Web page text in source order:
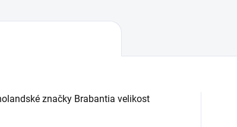
značky Brabantia velikost